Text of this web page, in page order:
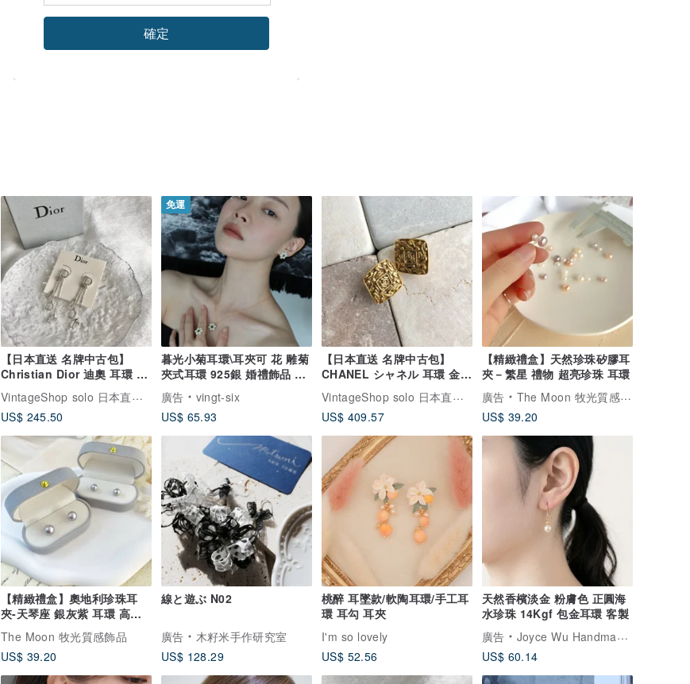
【日本直送 名牌中古包】
Christian Dior 迪奧 耳環 銀
色 Dior Logo 萊茵石
vintage y8nugf
VintageShop solo 日本直送中古包專賣店
US$ 245.50
免運
暮光小菊耳環\耳夾可 花 雕菊
夾式耳環 925銀 婚禮飾品 華
麗耳環
廣告
vingt-six
US$ 65.93
【日本直送 名牌中古包】
CHANEL シャネル 耳環 金色
經典雙 C logo vintage 古著
絕版 vc6mkw
VintageShop solo 日本直送中古包專賣店
US$ 409.57
【精緻禮盒】天然珍珠矽膠耳
夾－繁星 禮物 超亮珍珠 耳環
廣告
The Moon 牧光質感飾品
US$ 39.20
【精緻禮盒】奧地利珍珠耳
夾-天琴座 銀灰紫 耳環 高級
The Moon 牧光質感飾品
US$ 39.20
線と遊ぶ N02
廣告
木籽米手作研究室
US$ 128.29
桃醉 耳墜款/軟陶耳環/手工耳
環 耳勾 耳夾
I'm so lovely
US$ 52.56
天然香檳淡金 粉膚色 正圓海
水珍珠 14Kgf 包金耳環 客製
廣告
Joyce Wu Handmade Jewelry
US$ 60.14
確定